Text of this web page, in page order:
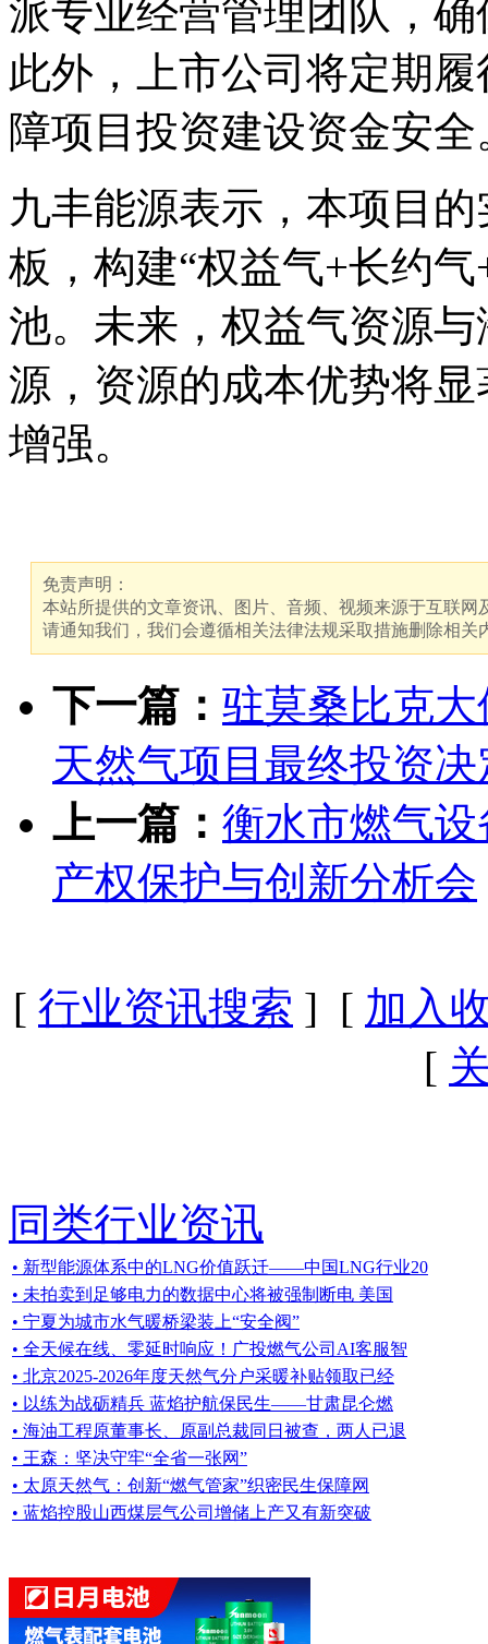
派专业经营管理团队，
此外，上市公司将定期
障项目投资建设资金安全
九丰能源表示，本项目
板，构建“权益气+长约
池。未来，权益气资源
源，资源的成本优势将
增强。
免责声明：
本站所提供的文章资讯、图片、音频、视频来源于互联
请通知我们，我们会遵循相关法律法规采取措施删除相关
下一篇： 驻莫桑比克
天然气项目最终投资
上一篇： 衡水市燃气
产权保护与创新分析会
[ 行业资讯搜索 ] [ 加入
[
同类行业资讯
• 新型能源体系中的LNG价值跃迁——中国LNG行业20
• 未拍卖到足够电力的数据中心将被强制断电 美国
• 宁夏为城市水气暖桥梁装上“安全阀”
• 全天候在线、零延时响应！广投燃气公司AI客服智
• 北京2025-2026年度天然气分户采暖补贴领取已经
• 以练为战砺精兵 蓝焰护航保民生——甘肃昆仑燃
• 海油工程原董事长、原副总裁同日被查，两人已退
• 王森：坚决守牢“全省一张网”
• 太原天然气：创新“燃气管家”织密民生保障网
• 蓝焰控股山西煤层气公司增储上产又有新突破